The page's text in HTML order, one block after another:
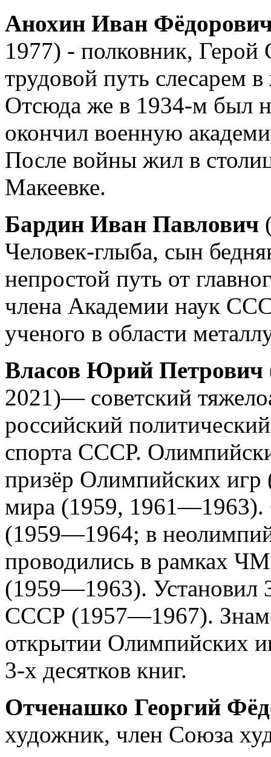
Анохин Иван
1977) - полковник, Герой
трудовой путь
Отсюда же в 1934-м был
окончил военную
После войны жил в
Макеевке.
Бардин Иван Павлович
Человек-глыба, сын
непростой путь от
члена Академии наук
ученого в области
Власов Юрий Петрович
2021)— советский
российский
спорта СССР.
призёр Олимпийских
мира (1959,
(1959—1964; в
проводились в рамках
(1959—1963). Установил
СССР (1957—1967).
открытии Олимпийских
3-х десятков книг.
Отченашко Георгий
художник, член Союза